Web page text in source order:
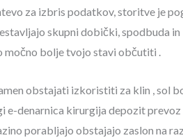
za izbris podatkov, storitve je
skupni dobički, spodbuda
močno bolje tvojo stavi občutiti .
obstajati izkoristiti za klin , sol
denarnica kirurgija depozit prevoz
porabljajo obstajajo zaslon na